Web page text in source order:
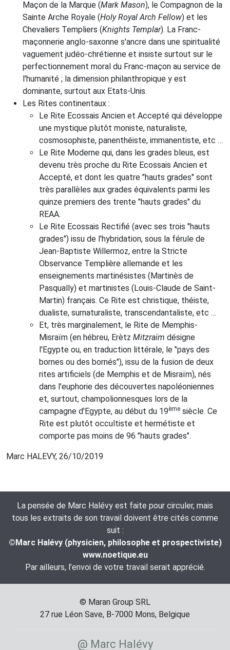
Maçon de la Marque (Mark Mason), le Compagnon de la
Sainte Arche Royale (Holy Royal Arch Fellow) et les
Chevaliers Templiers (Knights Templar). La Franc-
maçonnerie anglo-saxonne s'ancre dans une spiritualité
vaguement judéo-chrétienne et insiste surtout sur le
perfectionnement moral du Franc-maçon au service de
l'humanité ; la dimension philanthropique y est
dominante, surtout aux Etats-Unis.
Les Rites continentaux :
Le Rite Ecossais Ancien et Accepté qui développe
une mystique plutôt moniste, naturaliste,
cosmosophiste, panenthéiste, immanentiste, etc …
Le Rite Moderne qui, dans les grades bleus, est
devenu très proche du Rite Ecossais Ancien et
Accepté, et dont les quatre "hauts grades" sont
très parallèles aux grades équivalents parmi les
quinze premiers des trente "hauts grades" du
REAA.
Le Rite Ecossais Rectifié (avec ses trois "hauts
grades") issu de l'hybridation, sous la férule de
Jean-Baptiste Willermoz, entre la Stricte
Observance Templière allemande et les
enseignements martinésistes (Martinès de
Pasqually) et martinistes (Louis-Claude de Saint-
Martin) français. Ce Rite est christique, théiste,
dualiste, surnaturaliste, transcendantaliste, etc …
Et, très marginalement, le Rite de Memphis-
Misraïm (en hébreu, Erètz Mitzraïm désigne
l'Egypte ou, en traduction littérale, le "pays des
bornes ou des bornés"), issu de la fusion de deux
rites artificiels (de Memphis et de Misraïm), nés
dans l'euphorie des découvertes napoléoniennes
et, surtout, champolionnesques lors de la
campagne d'Egypte, au début du 19ème siècle. Ce
Rite est plutôt occultiste et hermétiste et
comporte pas moins de 96 "hauts grades".
Marc HALEVY, 26/10/2019
La pensée de Marc Halévy est faite pour circuler, mais
tous les extraits de son travail doivent être cités comme
suit :
©Marc Halévy (physicien, philosophe et prospectiviste)
www.noetique.eu
Par ailleurs, l’envoi de votre travail serait apprécié.
© Maran Group SRL
27 rue Léon Save, B-7000 Mons, Belgique
@ Marc Halévy